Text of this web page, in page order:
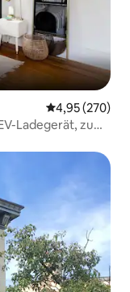
4,95 (270)
Ladegerät, zu